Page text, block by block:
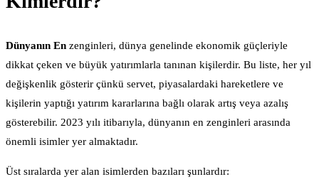
Dünyanın En zenginleri, dünya genelinde ekonomik güçleriyle
dikkat çeken ve büyük yatırımlarla tanınan kişilerdir. Bu liste, her yıl
değişkenlik gösterir çünkü servet, piyasalardaki hareketlere ve
kişilerin yaptığı yatırım kararlarına bağlı olarak artış veya azalış
gösterebilir. 2023 yılı itibarıyla, dünyanın en zenginleri arasında
önemli isimler yer almaktadır.
Üst sıralarda yer alan isimlerden bazıları şunlardır: